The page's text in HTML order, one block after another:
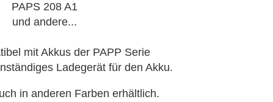
PAPS 208 A1
und andere...
mit Akkus der PAPP Serie
Ladegerät für den Akku.
in anderen Farben erhältlich.